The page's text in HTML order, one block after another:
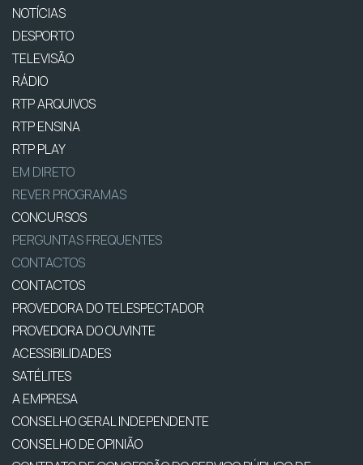
NOTÍCIAS
DESPORTO
TELEVISÃO
RÁDIO
RTP ARQUIVOS
RTP ENSINA
RTP PLAY
EM DIRETO
REVER PROGRAMAS
CONCURSOS
PERGUNTAS FREQUENTES
CONTACTOS
CONTACTOS
PROVEDORA DO TELESPECTADOR
PROVEDORA DO OUVINTE
ACESSIBILIDADES
SATÉLITES
A EMPRESA
CONSELHO GERAL INDEPENDENTE
CONSELHO DE OPINIÃO